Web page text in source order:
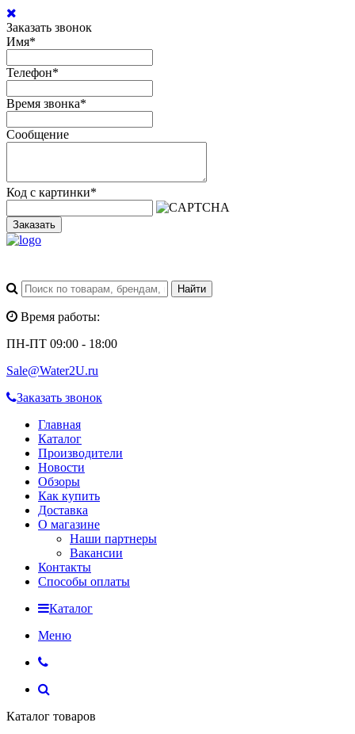
Заказать звонок
Имя*
Телефон*
Время звонка*
Сообщение
Код с картинки*
Заказать
Время работы:
ПН-ПТ 09:00 - 18:00
Sale@Water2U.ru
Заказать звонок
Главная
Каталог
Производители
Новости
Обзоры
Как купить
Доставка
О магазине
Наши партнеры
Вакансии
Контакты
Способы оплаты
Каталог
Меню
Каталог товаров